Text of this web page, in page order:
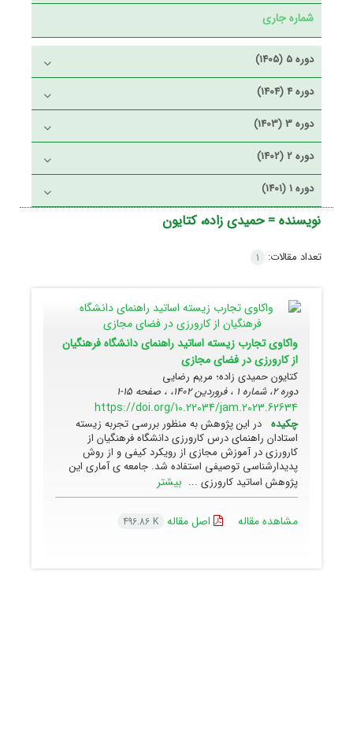
شماره جاری
دوره 5 (1405)
دوره 4 (1404)
دوره 3 (1403)
دوره 2 (1402)
دوره 1 (1401)
نویسنده =حمیدی زاده، کتایون
تعداد مقالات: 1
واکاوی تجارب زیسته اساتید راهنمای دانشگاه فرهنگیان
از کارورزی در فضای مجازی
کتایون حمیدی زاده؛ مریم رضایی
دوره 2، شماره 1 ، فروردین 1402، ، صفحه
15-1
https://doi.org/10.22034/jam.2023.62634
چکیده در این پژوهش به منظور بررسی تجربه زیسته
استادان راهنمای درس کارورزی دانشگاه فرهنگیان از
کارورزی در آموزش مجازی از رویکرد کیفی و از روش
پدیدارشناسی توصیفی استفاده شد. جامعه ی آماری این
پژوهش اساتید کارورزی ... بیشتر
مشاهده مقاله اصل مقاله 496.86 K